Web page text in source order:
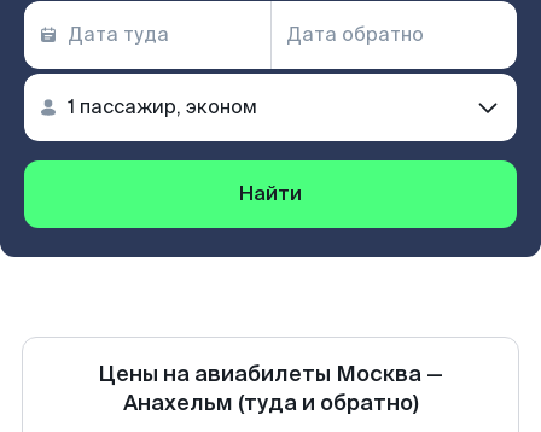
Найти
Цены на авиабилеты Москва —
Анахельм (туда и обратно)